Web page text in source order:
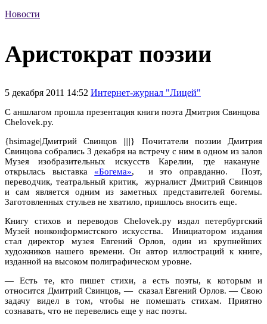
Новости
Аристократ поэзии
5 декабря 2011 14:52 Интернет-журнал "Лицей"
С аншлагом прошла презентация книги поэта Дмитрия Свинцова
Chelovek.ру.
{hsimage|Дмитрий Свинцов ||||} Почитатели поэзии Дмитрия
Свинцова собрались 3 декабря на встречу с ним в одном из залов
Музея изобразительных искусств Карелии, где накануне
открылась выставка «Богема», и это оправданно. Поэт,
переводчик, театральный критик, журналист Дмитрий Свинцов
и сам является одним из заметных представителей богемы.
Заготовленных стульев не хватило, пришлось вносить еще.
Книгу стихов и переводов Chelovek.ру издал петербургский
Музей нонконформистского искусства. Инициатором издания
стал директор музея Евгений Орлов, один из крупнейших
художников нашего времени. Он автор иллюстраций к книге,
изданной на высоком полиграфическом уровне.
— Есть те, кто пишет стихи, а есть поэты, к которым и
относится Дмитрий Свинцов, — сказал Евгений Орлов. — Свою
задачу видел в том, чтобы не помешать стихам. Приятно
сознавать, что не перевелись еще у нас поэты.